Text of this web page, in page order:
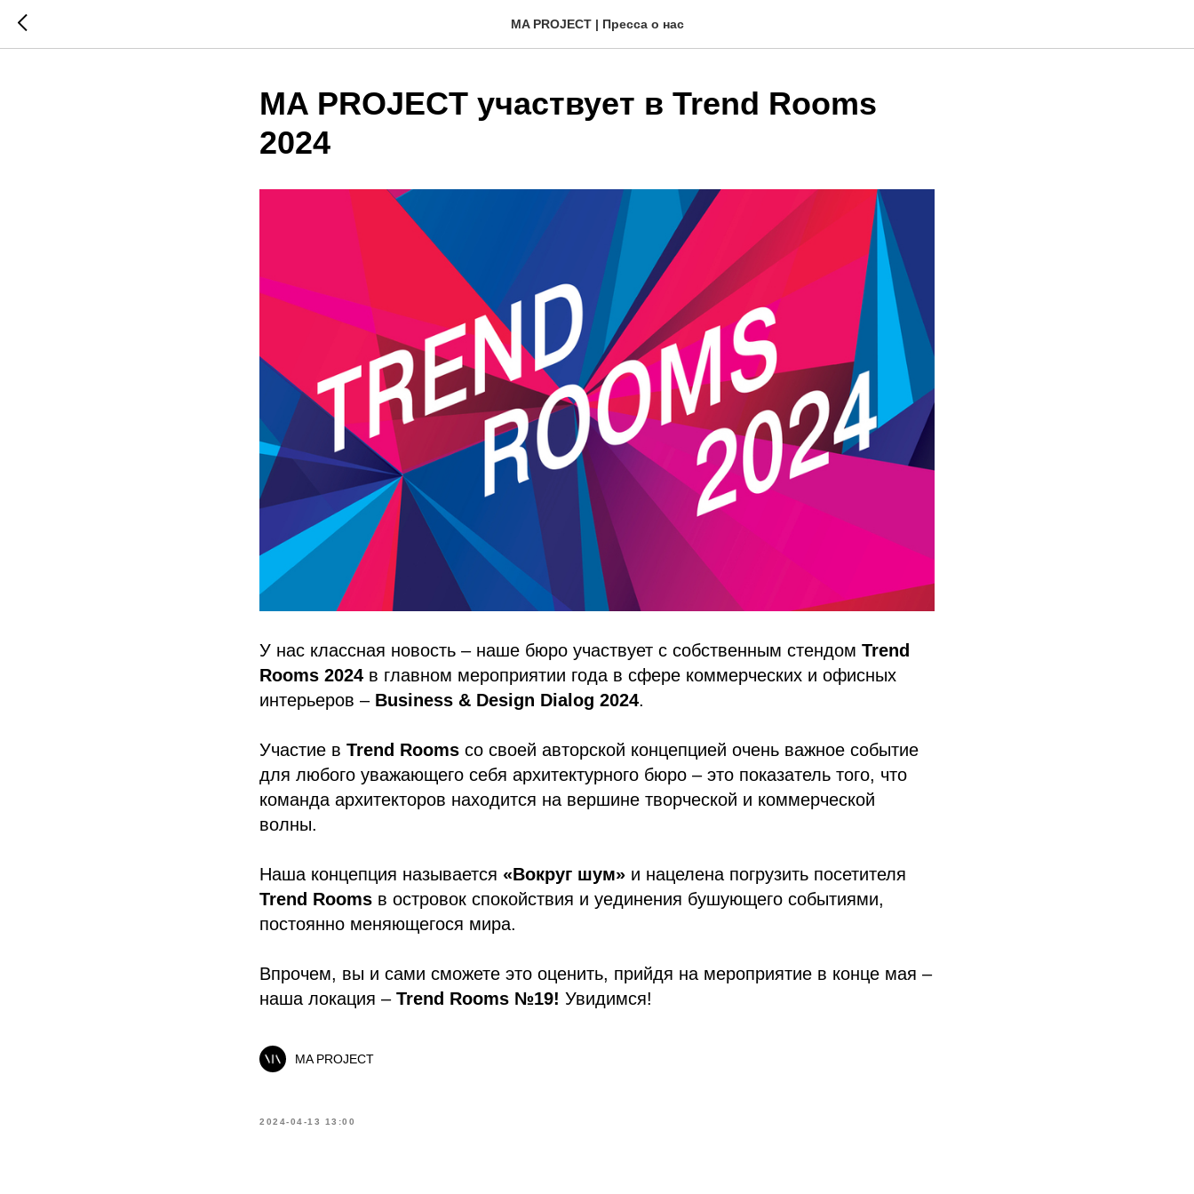
MA PROJECT | Пресса о нас
MA PROJECT участвует в Trend Rooms
2024
У нас классная новость – наше бюро участвует с собственным стендом Trend
Rooms 2024 в главном мероприятии года в сфере коммерческих и офисных
интерьеров – Business & Design Dialog 2024.
Участие в Trend Rooms со своей авторской концепцией очень важное событие
для любого уважающего себя архитектурного бюро – это показатель того, что
команда архитекторов находится на вершине творческой и коммерческой
волны.
Наша концепция называется «Вокруг шум» и нацелена погрузить посетителя
Trend Rooms в островок спокойствия и уединения бушующего событиями,
постоянно меняющегося мира.
Впрочем, вы и сами сможете это оценить, прийдя на мероприятие в конце мая –
наша локация – Trend Rooms №19! Увидимся!
MA PROJECT
2024-04-13 13:00